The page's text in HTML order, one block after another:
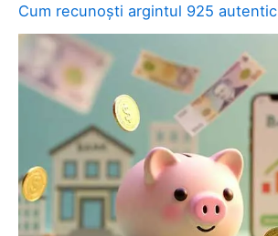
Cum recunoști argintul 925 autentic